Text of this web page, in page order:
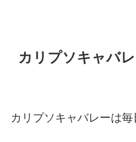
カリプソキャバ
カリプソキャバレーは毎